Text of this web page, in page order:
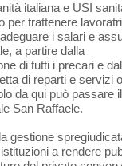
italiana e USI
per trattenere
i salari e
a partire dalla
di tutti i precari e
di reparti e servizi
da qui può passare
San Raffaele.
gestione
a rendere